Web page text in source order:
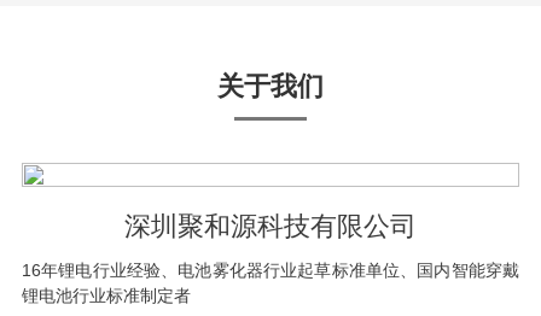
关于我们
深圳聚和源科技有限公司
16年锂电行业经验、电池雾化器行业起草标准单位、国内智能穿戴
锂电池行业标准制定者